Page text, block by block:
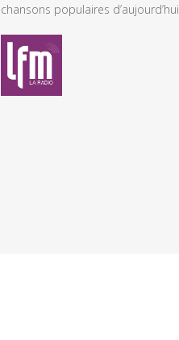
chansons populaires d’aujourd’hui.